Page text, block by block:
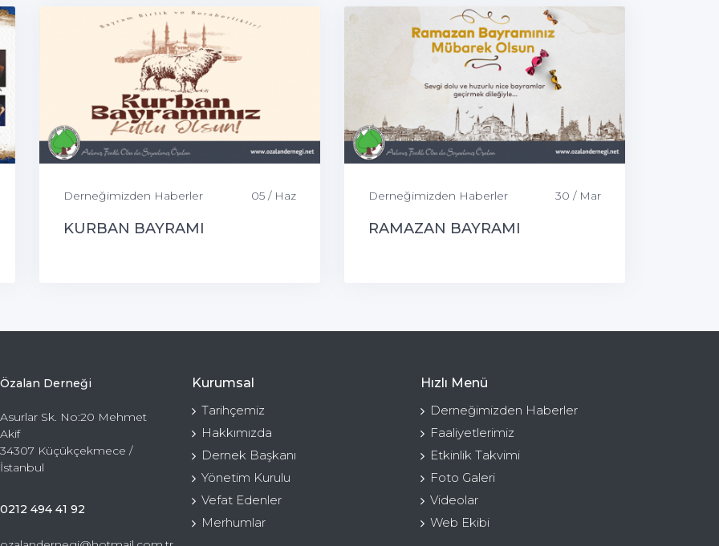
Derneğimizden Haberler 05 / Haz
KURBAN BAYRAMI
Derneğimizden Haberler 30 / Mar
RAMAZAN BAYRAMI
Özalan Derneği
Asurlar Sk. No:20 Mehmet
Akif
34307 Küçükçekmece /
İstanbul
0212 494 41 92
Kurumsal
Tarihçemiz
Hakkımızda
Dernek Başkanı
Yönetim Kurulu
Vefat Edenler
Merhumlar
Hızlı Menü
Derneğimizden Haberler
Faaliyetlerimiz
Etkinlik Takvimi
Foto Galeri
Videolar
Web Ekibi